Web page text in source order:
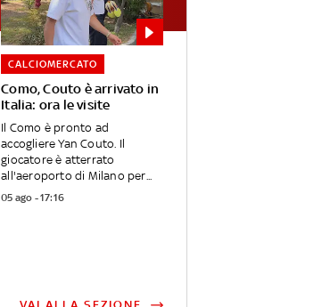
Como, Couto è arrivato in
Italia: ora le visite
CALCIOMERCATO
Il Como è pronto ad
accogliere Yan Couto. Il
giocatore è atterrato
all'aeroporto di Milano per...
05 ago - 17:16